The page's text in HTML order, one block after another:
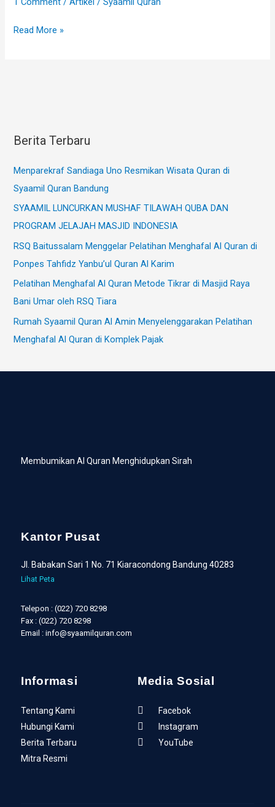
Read More »
Berita Terbaru
Menparekraf Sandiaga Uno Resmikan Wisata Quran di
Syaamil Quran Bandung
SYAAMIL LUNCURKAN MUSHAF TILAWAH QUBA DAN
PROGRAM JELAJAH MASJID INDONESIA
RSQ Baitussalam Menggelar Pelatihan Menghafal Al Quran di
Ponpes Tahfidz Yanbu’ul Quran Al Karim
Pelatihan Menghafal Al Quran Metode Tikrar di Masjid Raya
Bani Umar oleh RSQ Tiara
Rumah Syaamil Quran Al Amin Menyelenggarakan Pelatihan
Menghafal Al Quran di Komplek Pajak
Membumikan Al Quran Menghidupkan Sirah
Kantor Pusat
Jl. Babakan Sari 1 No. 71 Kiaracondong Bandung 40283
Lihat Peta
Telepon : (022) 720 8298
Fax : (022) 720 8298
Email : info@syaamilquran.com
Informasi
Tentang Kami
Hubungi Kami
Berita Terbaru
Mitra Resmi
Media Sosial
Facebok
Instagram
YouTube